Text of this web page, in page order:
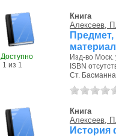
Доступно
1 из 1
Книга
Алексеев,
Изд-во Моск.
ISBN
Ст.
Книга
Алексеев,
История